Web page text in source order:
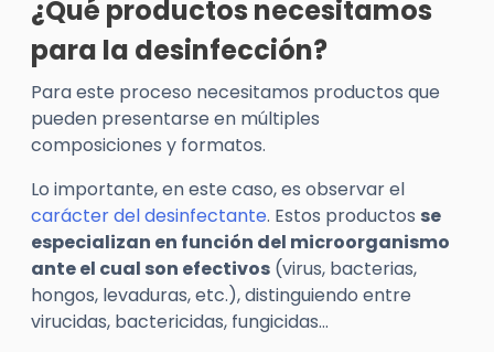
¿Qué productos necesitamos
para la desinfección?
Para este proceso necesitamos productos que
pueden presentarse en múltiples
composiciones y formatos.
Lo importante, en este caso, es observar el
carácter del desinfectante. Estos productos se
especializan en función del microorganismo
ante el cual son efectivos (virus, bacterias,
hongos, levaduras, etc.), distinguiendo entre
virucidas, bactericidas, fungicidas…